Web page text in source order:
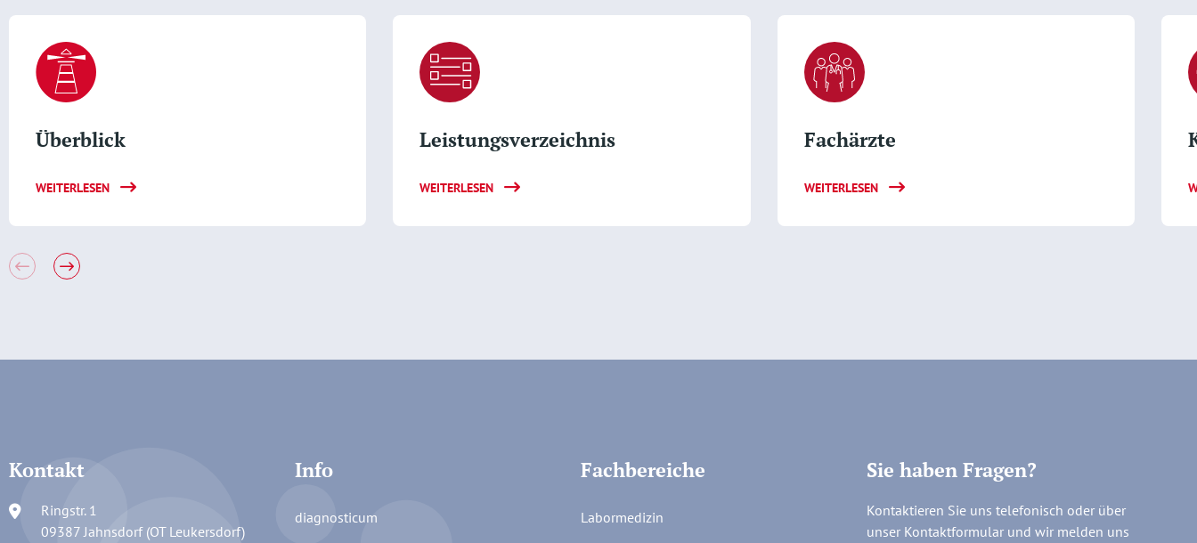
Überblick
WEITERLESEN
Leistungsverzeichnis
WEITERLESEN
Fachärzte
WEITERLESEN
Kontakt
Ringstr. 1
09387 Jahnsdorf (OT Leukersdorf)
Info
diagnosticum
Fachbereiche
Labormedizin
Sie haben Fragen?
Kontaktieren Sie uns telefonisch oder über
unser Kontaktformular und wir melden uns